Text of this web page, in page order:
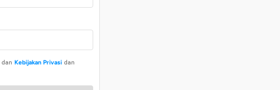
dan Kebijakan Privasi dan